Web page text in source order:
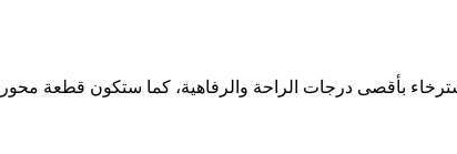
بأقصى درجات الراحة والرفاهية، كما ستكون قطعة